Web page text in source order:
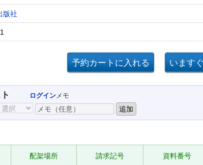
版社
ログインメモ
配架場所 請求記号 資料番号